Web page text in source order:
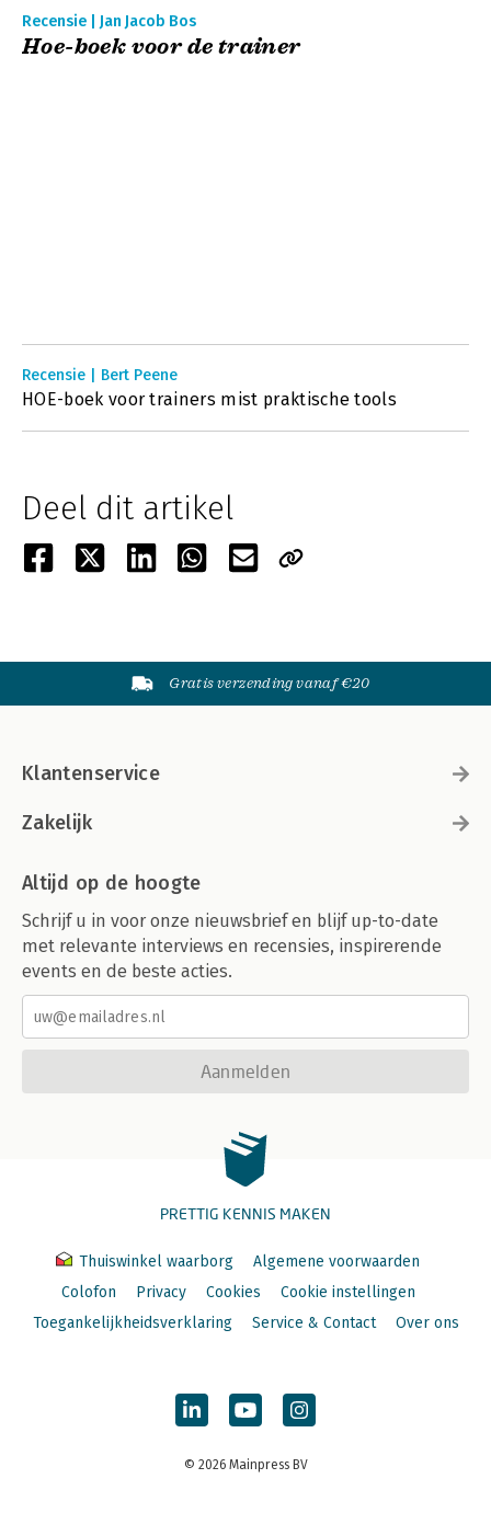
Recensie | Jan Jacob Bos
Hoe-boek voor de trainer
Recensie | Bert Peene
HOE-boek voor trainers mist praktische tools
Deel dit artikel
Gratis verzending vanaf €20
Klantenservice
Zakelijk
Altijd op de hoogte
Schrijf u in voor onze nieuwsbrief en blijf up-to-date
met relevante interviews en recensies, inspirerende
events en de beste acties.
Aanmelden
PRETTIG KENNIS MAKEN
Thuiswinkel waarborg
Algemene voorwaarden
Colofon
Privacy Cookies
Cookie instellingen
Toegankelijkheidsverklaring
Service & Contact Over ons
© 2026 Mainpress BV